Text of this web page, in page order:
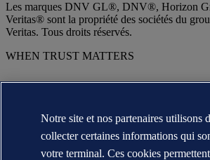
Les marques DNV GL®, DNV®, Horizon
Veritas® sont la propriété des sociétés du
Veritas. Tous droits réservés.
WHEN TRUST MATTERS
Notre site et nos partenaires utilisons
collecter certaines informations qui
votre terminal. Ces cookies